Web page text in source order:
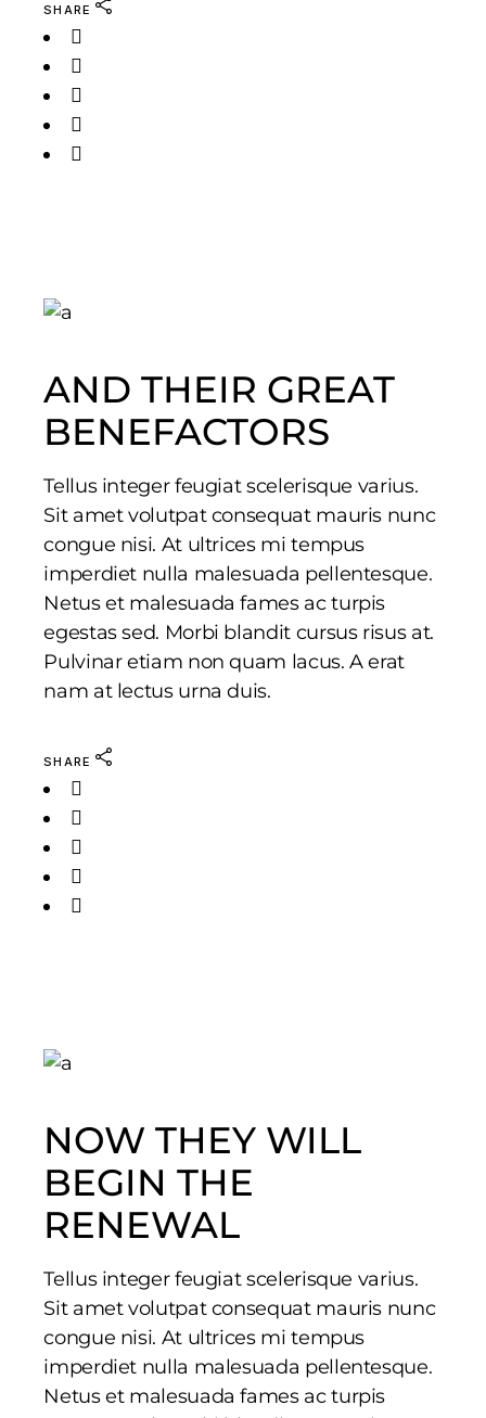
SHARE
AND THEIR GREAT
BENEFACTORS
Tellus integer feugiat scelerisque varius.
Sit amet volutpat consequat mauris nunc
congue nisi. At ultrices mi tempus
imperdiet nulla malesuada pellentesque.
Netus et malesuada fames ac turpis
egestas sed. Morbi blandit cursus risus at.
Pulvinar etiam non quam lacus. A erat
nam at lectus urna duis.
SHARE
NOW THEY WILL
BEGIN THE
RENEWAL
Tellus integer feugiat scelerisque varius.
Sit amet volutpat consequat mauris nunc
congue nisi. At ultrices mi tempus
imperdiet nulla malesuada pellentesque.
Netus et malesuada fames ac turpis